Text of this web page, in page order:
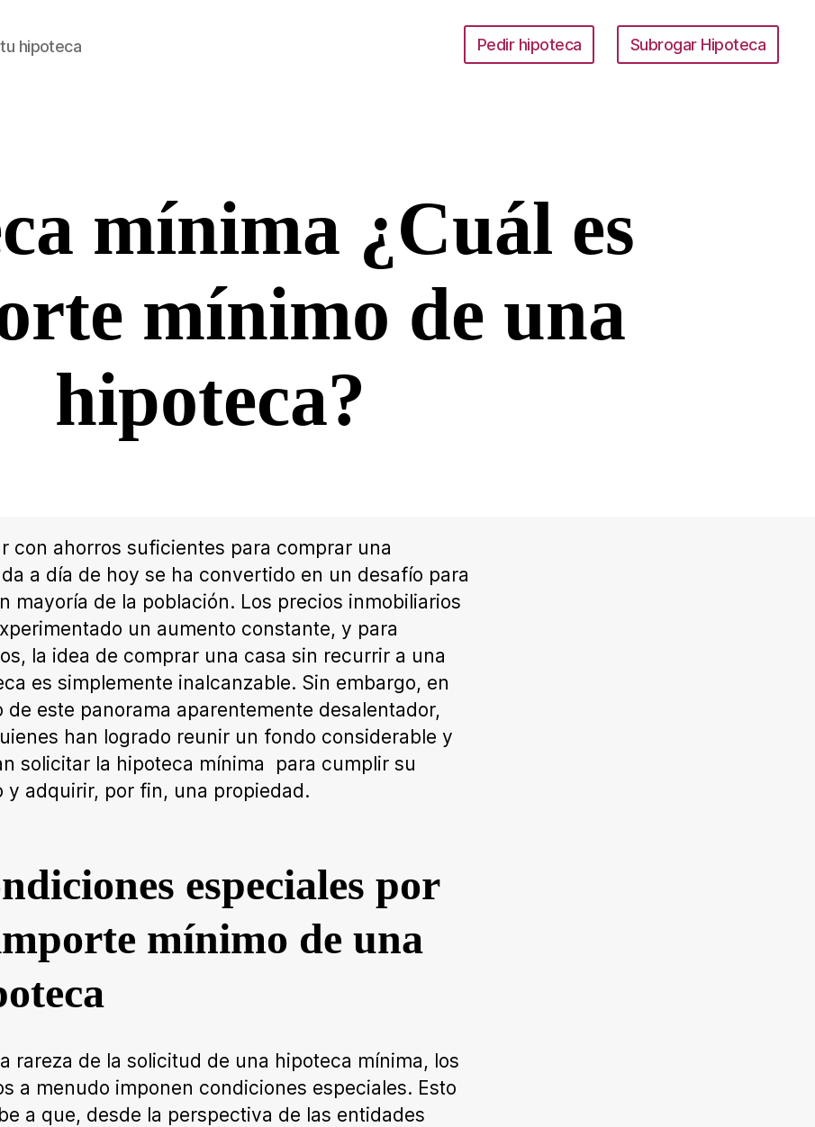
hipoteca Pedir hipoteca Subrogar Hipoteca
Categorías
mínima ¿Cuál es
mínimo de una
hipoteca?
con ahorros suficientes para comprar una
a día de hoy se ha convertido en un desafío para
mayoría de la población. Los precios inmobiliarios
un aumento constante, y para
la idea de comprar una casa sin recurrir a una
es simplemente inalcanzable. Sin embargo, en
de este panorama aparentemente desalentador,
han logrado reunir un fondo considerable y
solicitar la hipoteca mínima para cumplir su
y adquirir, por fin, una propiedad.
especiales por
mínimo de una
rareza de la solicitud de una hipoteca mínima, los
a menudo imponen condiciones especiales. Esto
a que, desde la perspectiva de las entidades